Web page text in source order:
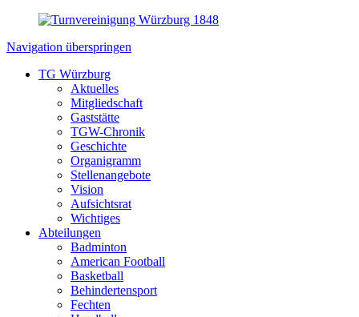
Navigation überspringen
TG Würzburg
Aktuelles
Mitgliedschaft
Gaststätte
TGW-Chronik
Geschichte
Organigramm
Stellenangebote
Vision
Aufsichtsrat
Wichtiges
Abteilungen
Badminton
American Football
Basketball
Behindertensport
Fechten